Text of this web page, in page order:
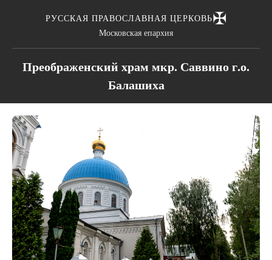
РУССКАЯ ПРАВОСЛАВНАЯ ЦЕРКОВЬ✠
Московская епархия
Преображенский храм мкр. Саввино г.о.
Балашиха